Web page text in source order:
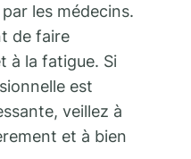
les médecins.
de faire
à la fatigue. Si
est
veillez à
et à bien